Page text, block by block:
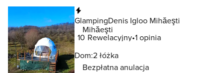
GlampingDenis Igloo Mihăeşti
Mihăeşti
10 Rewelacyjny 1 opinia
Dom:2 łóżka
Bezpłatna anulacja